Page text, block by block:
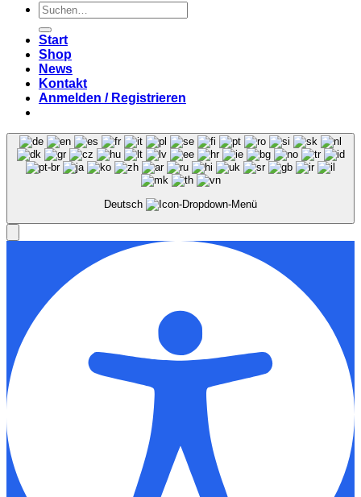
Suchen
nach:
Start
Shop
News
Kontakt
Anmelden / Registrieren
Deutsch